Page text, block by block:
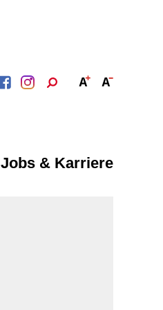
Jobs & Karriere